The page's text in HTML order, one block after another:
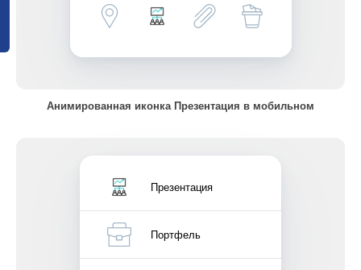
Анимированная иконка Презентация в мобильном
Презентация
Портфель